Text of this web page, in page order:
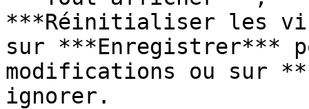
***Réinitialiser les
sur ***Enregistrer***
modifications ou sur
ignorer.